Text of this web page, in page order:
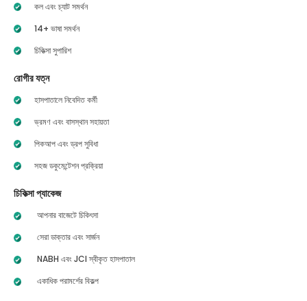
কল এবং চ্যাট সমর্থন
14+ ভাষা সমর্থন
চিকিত্সা সুপারিশ
রোগীর যত্ন
হাসপাতালে নিবেদিত কর্মী
ভ্রমণ এবং বাসস্থান সহায়তা
পিকআপ এবং ড্রপ সুবিধা
সহজ ডকুমেন্টেশন প্রক্রিয়া
চিকিত্সা প্যাকেজ
আপনার বাজেটে চিকিৎসা
সেরা ডাক্তার এবং সার্জন
NABH এবং JCI স্বীকৃত হাসপাতাল
একাধিক পরামর্শের বিকল্প